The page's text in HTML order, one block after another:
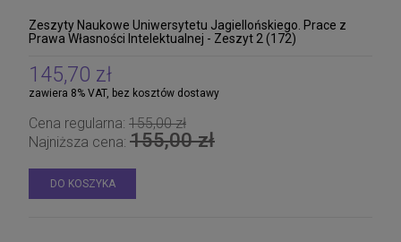
Zeszyty Naukowe Uniwersytetu Jagiellońskiego. Prace z
Prawa Własności Intelektualnej - Zeszyt 2 (172)
145,70 zł
zawiera 8% VAT, bez kosztów dostawy
Cena regularna: 155,00 zł
Najniższa cena: 155,00 zł
DO KOSZYKA